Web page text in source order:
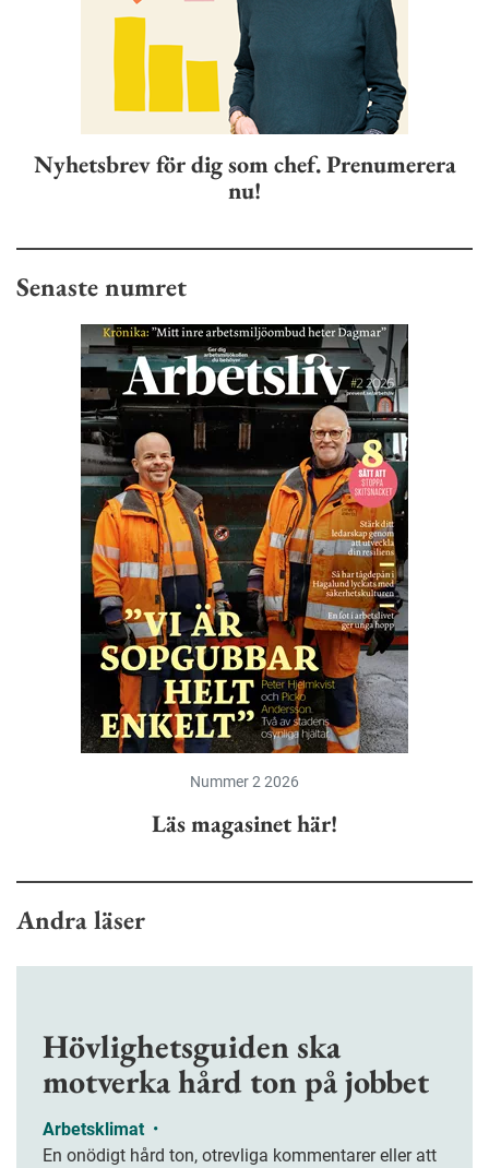
Nyhetsbrev för dig som chef. Prenumerera
nu!
Senaste numret
Nummer 2 2026
Läs magasinet här!
Andra läser
Hövlighetsguiden ska
motverka hård ton på jobbet
Arbetsklimat •
En onödigt hård ton, otrevliga kommentarer eller att